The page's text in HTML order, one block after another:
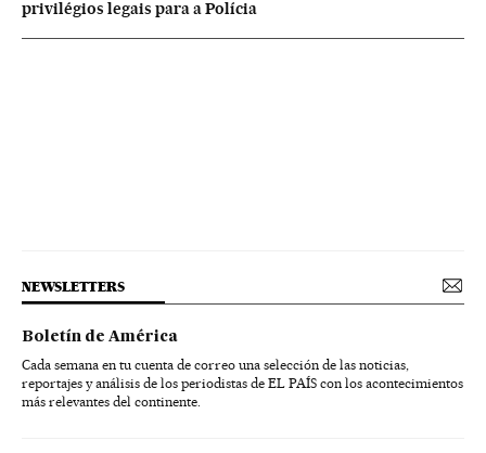
privilégios legais para a Polícia
NEWSLETTERS
Boletín de América
Cada semana en tu cuenta de correo una selección de las noticias,
reportajes y análisis de los periodistas de EL PAÍS con los acontecimientos
más relevantes del continente.